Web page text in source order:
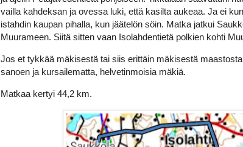
vailla kahdeksan ja ovessa luki, että kasilta aukeaa. Ja ei
istahdin kaupan pihalla, kun jäätelön söin. Matka jatkui
Muurameen. Siitä sitten vaan Isolahdentietä polkien kohti
Jos et tykkää mäkisestä tai siis erittäin mäkisestä
sanoen ja kursailematta, helvetinmoisia mäkiä.
Matkaa kertyi 44,2 km.